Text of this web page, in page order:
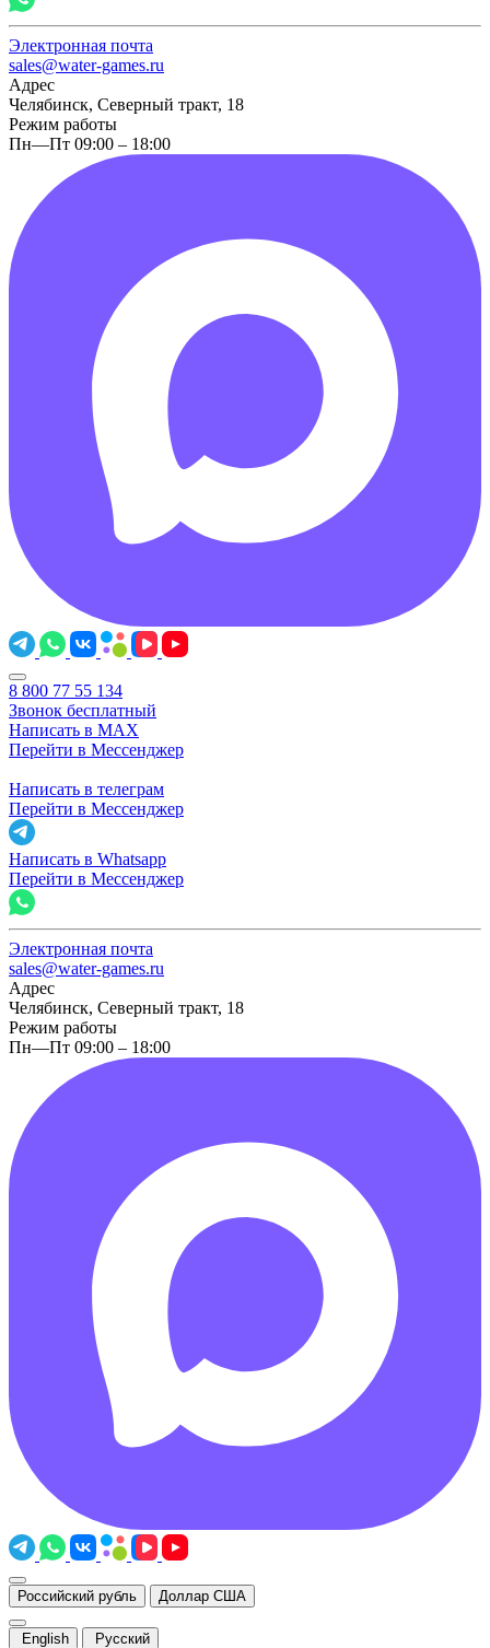
Электронная почта
sales@water-games.ru
Адрес
Челябинск, Северный тракт, 18
Режим работы
Пн—Пт 09:00 – 18:00
8 800 77 55 134
Звонок бесплатный
Написать в MAX
Перейти в Мессенджер
Написать в телеграм
Перейти в Мессенджер
Написать в Whatsapp
Перейти в Мессенджер
Электронная почта
sales@water-games.ru
Адрес
Челябинск, Северный тракт, 18
Режим работы
Пн—Пт 09:00 – 18:00
Российский рубль Доллар США
English Русский